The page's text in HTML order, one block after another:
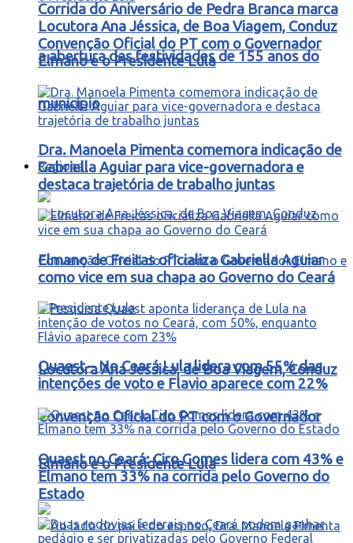
Corrida do Aniversário de Pedra Branca marca
a abertura das festividades de 155 anos do
município
Regional
Locutora Ana Jéssica, de Boa Viagem, Conduz
Convenção Oficial do PT com o Governador
Elmano e o Presidente Lula
Locutora Ana Jéssica, de Boa Viagem, Conduz
Convenção Oficial do PT com o Governador
Elmano e o Presidente Lula
Dra. Manoela Pimenta comemora indicação de
Gabriella Aguiar para vice-governadora e
destaca trajetória de trabalho juntas
Elmano de Freitas oficializa Gabriella Aguiar
como vice em sua chapa ao Governo do Ceará
Quaest – No Ceará Lula lidera com 55% das
intenções de voto e Flavio aparece com 22%
Quaest no Ceará: Ciro Gomes lidera com 43% e
Elmano tem 33% na corrida pelo Governo do
Estado